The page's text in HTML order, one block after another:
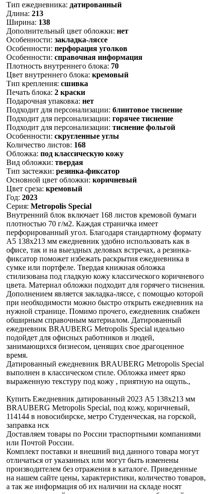
Тип ежедневника: датированный
Длина: 213
Ширина: 138
Дополнительный цвет обложки: нет
Особенности: закладка-ляссе
Особенности: перфорация уголков
Особенности: справочная информация
Плотность внутреннего блока: 70
Цвет внутреннего блока: кремовый
Тип крепления: сшивка
Печать блока: 2 краски
Подарочная упаковка: нет
Подходит для персонализации: блинтовое тиснение
Подходит для персонализации: горячее тиснение
Подходит для персонализации: тиснение фольгой
Особенности: скругленные углы
Количество листов: 168
Обложка: под классическую кожу
Вид обложки: твердая
Тип застежки: резинка-фиксатор
Основной цвет обложки: коричневый
Цвет среза: кремовый
Год: 2023
Серия: Metropolis Special
Внутренний блок включает 168 листов кремовой бумаги
плотностью 70 г/м2. Каждая страничка имеет
перфорированный угол. Благодаря стандартному формату
А5 138х213 мм ежедневник удобно использовать как в
офисе, так и на выездных деловых встречах, а резинка-
фиксатор поможет избежать раскрытия ежедневника в
сумке или портфеле. Твердая книжная обложка
стилизована под гладкую кожу классического коричневого
цвета. Материал обложки подходит для горячего тиснения.
Дополнением является закладка-ляссе, с помощью которой
при необходимости можно быстро открыть ежедневник на
нужной странице. Помимо прочего, ежедневник снабжен
обширным справочным материалом. Датированный
ежедневник BRAUBERG Metropolis Special идеально
подойдет для офисных работников и людей,
занимающихся бизнесом, ценящих свое драгоценное
время.
Датированный ежедневник BRAUBERG Metropolis Special
выполнен в классическом стиле. Обложка имеет ярко
выраженную текстуру под кожу , приятную на ощупь.,
Купить Ежедневник датированный 2023 А5 138x213 мм
BRAUBERG Metropolis Special, под кожу, коричневый,
114144 в новосибирске, метро Студенческая, на горской,
заправка нск
Доставляем товары по России траспортными компаниями
или Почтой России.
Комплект поставки и внешний вид данного товара могут
отличаться от указанных или могут быть изменены
производителем без отражения в каталоге. Приведенные
на нашем сайте цены, характеристики, количество товаров,
а так же информация об их наличии на складе носят